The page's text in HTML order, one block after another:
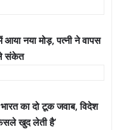
नया मोड़, पत्नी ने वापस
संकेत
का दो टूक जवाब, विदेश
खुद लेती है’